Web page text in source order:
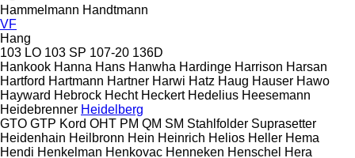
Hammelmann Handtmann
VF
Hang
103 LO 103 SP 107-20 136D
Hankook Hanna Hans Hanwha Hardinge Harrison Harsan
Hartford Hartmann Hartner Harwi Hatz Haug Hauser Hawo
Hayward Hebrock Hecht Heckert Hedelius Heesemann
Heidebrenner Heidelberg
GTO GTP Kord OHT PM QM SM Stahlfolder Suprasetter
Heidenhain Heilbronn Hein Heinrich Helios Heller Hema
Hendi Henkelman Henkovac Henneken Henschel Hera